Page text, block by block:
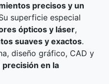
precisos y un
superficie especial
ópticos y láser,
suaves y exactos.
diseño gráfico, CAD y
precisión en la